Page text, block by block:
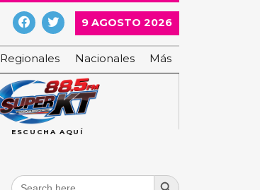
9 AGOSTO 2026
Regionales Nacionales Más
ESCUCHA AQUÍ
Search
Search Button